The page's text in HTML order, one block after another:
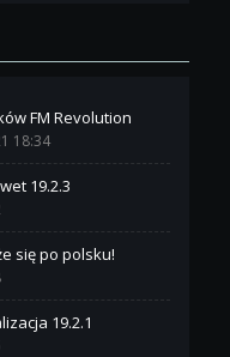
FM Revolution
18:34
19.2.3
się po polsku!
19.2.1